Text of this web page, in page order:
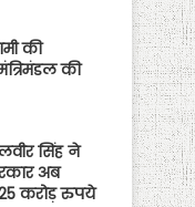
की
की
सिंह ने
अब
करोड़ रुपये